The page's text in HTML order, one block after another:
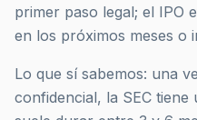
primer paso legal; el IPO
en los próximos meses o
Lo que sí sabemos: una
confidencial, la SEC